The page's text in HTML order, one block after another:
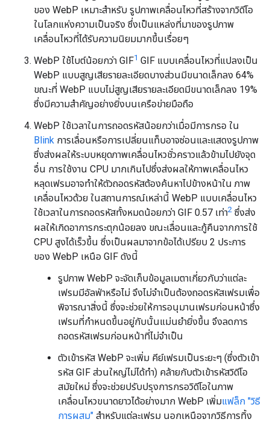
ของ WebP เหมาะสำหรับ รูปภาพเคลื่อนไหวที่สร้างจากวิดีโอ
ในโลกแห่งความเป็นจริง ซึ่งเป็นแหล่งที่มาของรูปภาพ
เคลื่อนไหวที่ได้รับความนิยมมากขึ้นเรื่อยๆ
WebP ใช้ไบต์น้อยกว่า GIF1 GIF แบบเคลื่อนไหวที่แปลงเป็น
WebP แบบสูญเสียรายละเอียดบางส่วนมีขนาดเล็กลง 64%
ขณะที่ WebP แบบไม่สูญเสียรายละเอียดมีขนาดเล็กลง 19%
ซึ่งมีความสำคัญอย่างยิ่งบนเครือข่ายมือถือ
WebP ใช้เวลาในการถอดรหัสน้อยกว่าเมื่อมีการกรอ ใน
Blink การเลื่อนหรือการเปลี่ยนแท็บอาจซ่อนและแสดงรูปภาพ
ซึ่งส่งผลให้ระบบหยุดภาพเคลื่อนไหวชั่วคราวแล้วข้ามไปยังจุด
อื่น การใช้งาน CPU มากเกินไปซึ่งส่งผลให้ภาพเคลื่อนไหว
หลุดเฟรมอาจทำให้ตัวถอดรหัสต้องค้นหาไปข้างหน้าใน ภาพ
เคลื่อนไหวด้วย ในสถานการณ์เหล่านี้ WebP แบบเคลื่อนไหว
ใช้เวลาในการถอดรหัสทั้งหมดน้อยกว่า GIF 0.57 เท่า2 ซึ่งส่ง
ผลให้เกิดอาการกระตุกน้อยลง ขณะเลื่อนและกู้คืนจากการใช้
CPU สูงได้เร็วขึ้น ซึ่งเป็นผลมาจากข้อได้เปรียบ 2 ประการ
ของ WebP เหนือ GIF ดังนี้
รูปภาพ WebP จะจัดเก็บข้อมูลเมตาเกี่ยวกับว่าแต่ละ
เฟรมมีอัลฟ่าหรือไม่ จึงไม่จำเป็นต้องถอดรหัสเฟรมเพื่อ
พิจารณาสิ่งนี้ ซึ่งจะช่วยให้การอนุมานเฟรมก่อนหน้าซึ่ง
เฟรมที่กำหนดขึ้นอยู่กับนั้นแม่นยำยิ่งขึ้น จึงลดการ
ถอดรหัสเฟรมก่อนหน้าที่ไม่จำเป็น
ตัวเข้ารหัส WebP จะเพิ่ม คีย์เฟรมเป็นระยะๆ (ซึ่งตัวเข้า
รหัส GIF ส่วนใหญ่ไม่ได้ทำ) คล้ายกับตัวเข้ารหัสวิดีโอ
สมัยใหม่ ซึ่งจะช่วยปรับปรุงการกรอวิดีโอในภาพ
เคลื่อนไหวขนาดยาวได้อย่างมาก WebP เพิ่มแฟล็ก "วิธี
การผสม" สำหรับแต่ละเฟรม นอกเหนือจากวิธีการทิ้ง